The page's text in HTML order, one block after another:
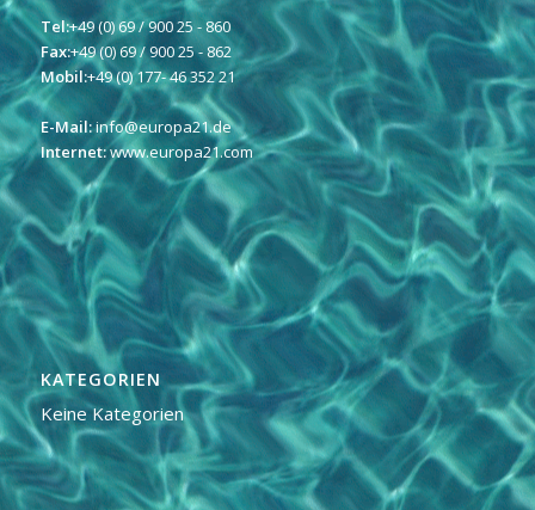
Tel:+49 (0) 69 / 900 25 - 860
Fax:+49 (0) 69 / 900 25 - 862
Mobil:+49 (0) 177- 46 352 21
E-Mail:info@europa21.de
Internet:www.europa21.com
KATEGORIEN
Keine Kategorien